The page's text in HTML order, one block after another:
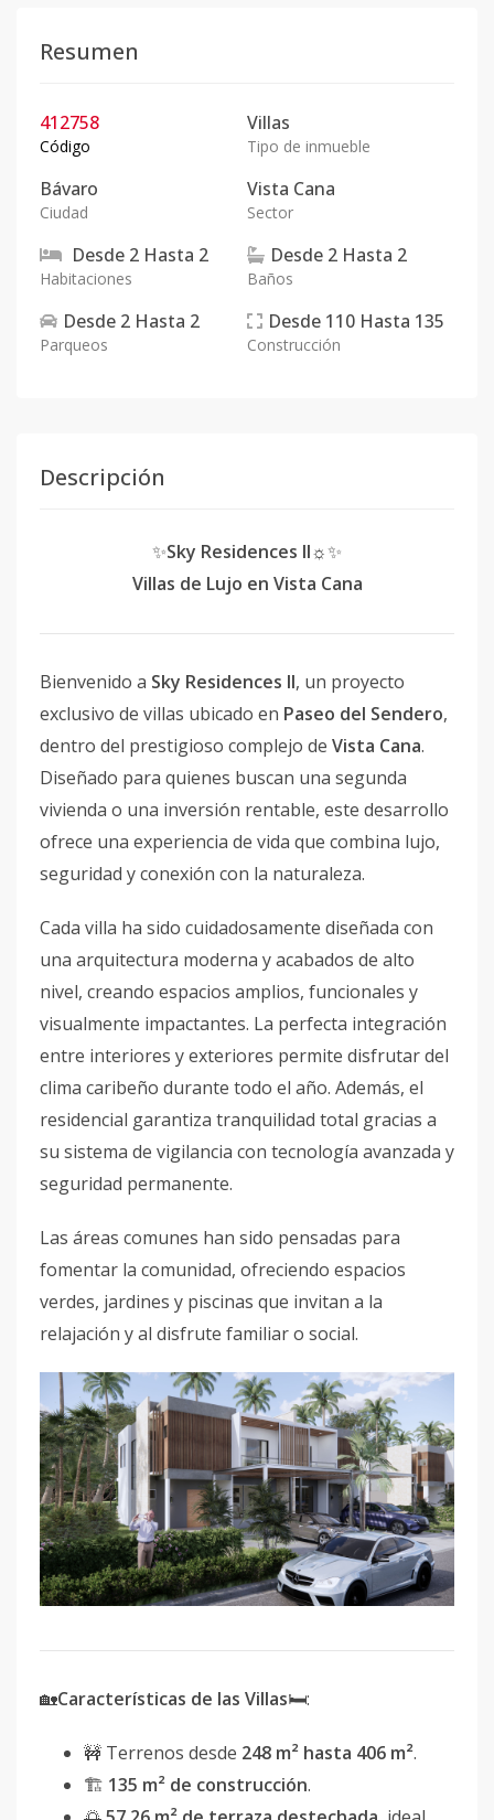
Resumen
412758
Código
Villas
Tipo de inmueble
Bávaro
Ciudad
Vista Cana
Sector
Desde 2 Hasta 2
Habitaciones
Desde 2 Hasta 2
Baños
Desde 2 Hasta 2
Parqueos
Desde 110 Hasta 135
Construcción
Descripción
✨Sky Residences II☼✨
Villas de Lujo en Vista Cana
Bienvenido a Sky Residences II, un proyecto
exclusivo de villas ubicado en Paseo del Sendero,
dentro del prestigioso complejo de Vista Cana.
Diseñado para quienes buscan una segunda
vivienda o una inversión rentable, este desarrollo
ofrece una experiencia de vida que combina lujo,
seguridad y conexión con la naturaleza.
Cada villa ha sido cuidadosamente diseñada con
una arquitectura moderna y acabados de alto
nivel, creando espacios amplios, funcionales y
visualmente impactantes. La perfecta integración
entre interiores y exteriores permite disfrutar del
clima caribeño durante todo el año. Además, el
residencial garantiza tranquilidad total gracias a
su sistema de vigilancia con tecnología avanzada y
seguridad permanente.
Las áreas comunes han sido pensadas para
fomentar la comunidad, ofreciendo espacios
verdes, jardines y piscinas que invitan a la
relajación y al disfrute familiar o social.
🏡Características de las Villas🛏:
🚧 Terrenos desde 248 m² hasta 406 m².
🏗 135 m² de construcción.